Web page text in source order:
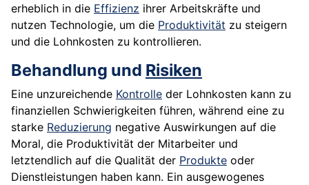
erheblich in die Effizienz ihrer Arbeitskräfte und
nutzen Technologie, um die Produktivität zu steigern
und die Lohnkosten zu kontrollieren.
Behandlung und Risiken
Eine unzureichende Kontrolle der Lohnkosten kann zu
finanziellen Schwierigkeiten führen, während eine zu
starke Reduzierung negative Auswirkungen auf die
Moral, die Produktivität der Mitarbeiter und
letztendlich auf die Qualität der Produkte oder
Dienstleistungen haben kann. Ein ausgewogenes